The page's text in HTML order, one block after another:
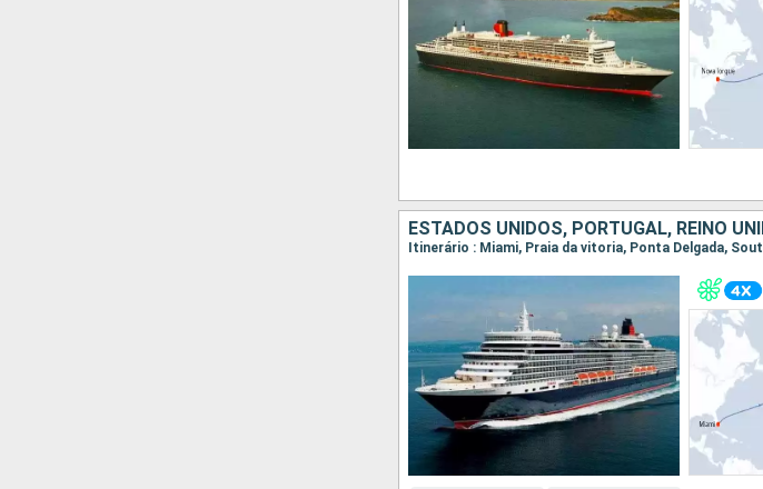
ESTADOS UNIDOS, PORTUGAL, REINO
Itinerário : Miami, Praia da vitoria, Ponta Delgada,